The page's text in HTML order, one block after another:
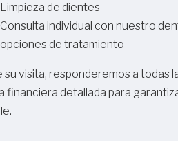
Limpieza de dientes
Consulta individual con nuestro
opciones de tratamiento
su visita, responderemos a todas
financiera detallada para